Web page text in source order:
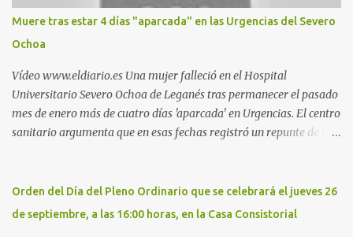
Móstoles También en el parque de la Hispanidad, situado frente a
la Policía Local de Leganés de la calle Chile, 1, y junto al
cementerio de Butarque". Más información
Muere tras estar 4 días "aparcada" en las Urgencias del Severo
Ochoa
Vídeo www.eldiario.es Una mujer falleció en el Hospital
Universitario Severo Ochoa de Leganés tras permanecer el pasado
mes de enero más de cuatro días 'aparcada' en Urgencias. El centro
sanitario argumenta que en esas fechas registró un repunte de las
arritmia y agravamiento de su dolencia por culpa de un resfriado.
Por ello, la ingresaron a finales del año pasado en el Hospital
Orden del Día del Pleno Ordinario que se celebrará el jueves 26
de septiembre, a las 16:00 horas, en la Casa Consistorial